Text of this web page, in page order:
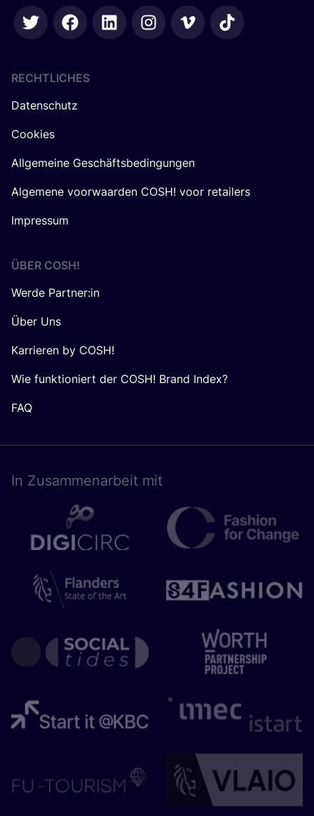
RECHTLICHES
Datenschutz
Cookies
Allgemeine Geschäftsbedingungen
Algemene voorwaarden COSH! voor retailers
Impressum
ÜBER COSH!
Werde Partner:in
Über Uns
Karrieren by COSH!
Wie funktioniert der COSH! Brand Index?
FAQ
In Zusam­men­ar­beit mit